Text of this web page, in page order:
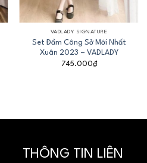
VADLADY SIGNATURE
Set Đầm Công Sở Mới Nhất
Xuân 2023 – VADLADY
745.000₫
THÔNG TIN LIÊN